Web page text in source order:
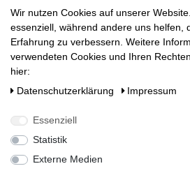
Kuhnbergstraße 27
D-73037 Göppingen
Telefon:
+49 (0) 7161 95 13 700
Fax:
+49 (0) 7161 95 13 709
Fr:
07:30 - 12:30 | 13:00 -
Wir nutzen Cookies auf unserer
essenziell, während andere uns helfen,
Erfahrung zu verbessern. Weitere
verwendeten Cookies und Ihren
hier:
Daten­schutz­erklärung
Impressum
Essenziell
Statistik
Externe Medien